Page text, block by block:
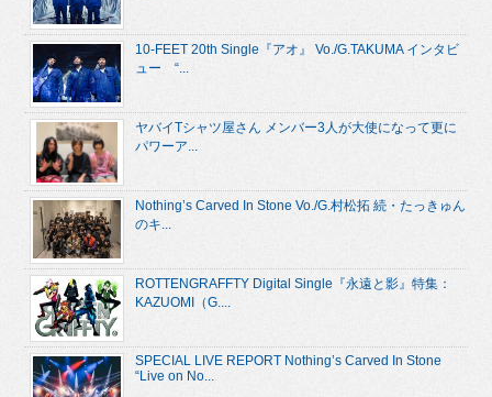
10-FEET 20th Single『アオ』 Vo./G.TAKUMA インタビ
ュー “...
ヤバイTシャツ屋さん メンバー3人が大使になって更に
パワーア...
Nothing’s Carved In Stone Vo./G.村松拓 続・たっきゅん
のキ...
ROTTENGRAFFTY Digital Single『永遠と影』特集：
KAZUOMI（G....
SPECIAL LIVE REPORT Nothing’s Carved In Stone
“Live on No...